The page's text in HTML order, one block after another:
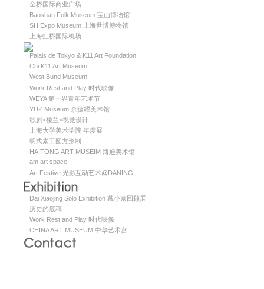
金桥国际商业广场
Baoshan Folk Museum 宝山博物馆
SH Expo Museum 上海世博博物馆
上海虹桥国际机场
Palais de Tokyo & K11 Art Foundation
Chi K11 Art Museum
West Bund Museum
Work Rest and Play 时代映像
WEYA 第一界青年艺术节
YUZ Museum 余德耀美术馆
歌剧<楼兰>视觉设计
上海大学美术学院 年度展
明式素工圆方形制
HAITONG ART MUSEIM 海通美术馆
am art space
Art Festive 光影互动艺术@DANING
Dai Xiaojing Solo Exhibition 戴小京回顾展
历史的底稿
Work Rest and Play 时代映像
CHINA ART MUSEUM 中华艺术宫